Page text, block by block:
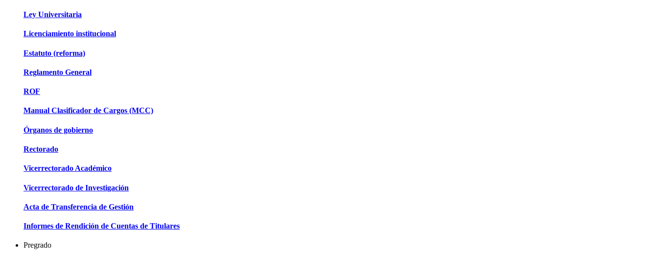
Ley Universitaria
Licenciamiento institucional
Estatuto (reforma)
Reglamento General
ROF
Manual Clasificador de Cargos (MCC)
Órganos de gobierno
Rectorado
Vicerrectorado Académico
Vicerrectorado de Investigación
Acta de Transferencia de Gestión
Informes de Rendición de Cuentas de Titulares
Pregrado